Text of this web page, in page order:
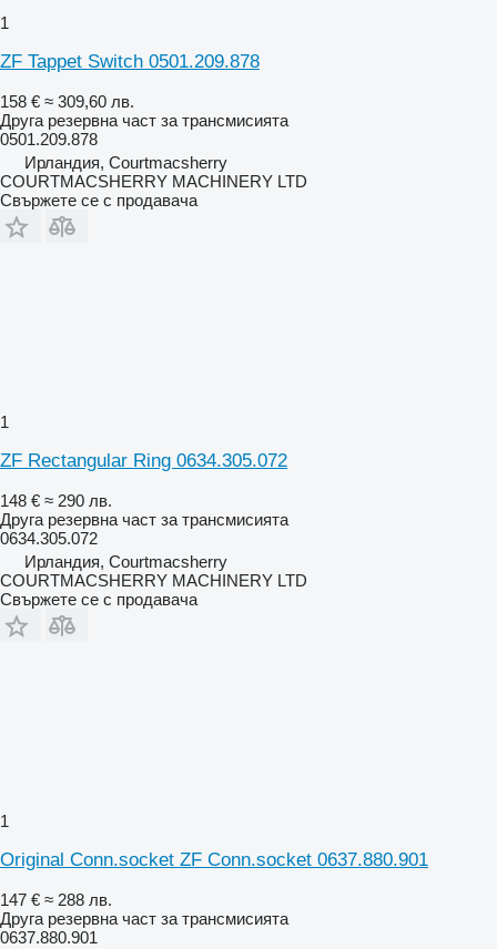
1
ZF Tappet Switch 0501.209.878
158 € ≈ 309,60 лв.
Друга резервна част за трансмисията
0501.209.878
Ирландия, Courtmacsherry
COURTMACSHERRY MACHINERY LTD
Свържете се с продавача
1
ZF Rectangular Ring 0634.305.072
148 € ≈ 290 лв.
Друга резервна част за трансмисията
0634.305.072
Ирландия, Courtmacsherry
COURTMACSHERRY MACHINERY LTD
Свържете се с продавача
1
Original Conn.socket ZF Conn.socket 0637.880.901
147 € ≈ 288 лв.
Друга резервна част за трансмисията
0637.880.901